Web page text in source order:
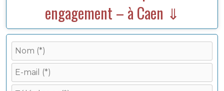
engagement – à Caen ⇓